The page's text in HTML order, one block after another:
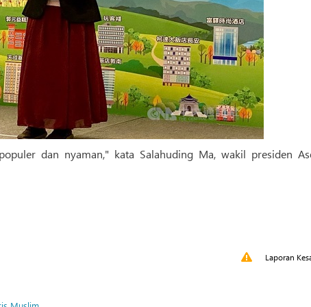
dan nyaman," kata Salahuding Ma, wakil presiden
Laporan